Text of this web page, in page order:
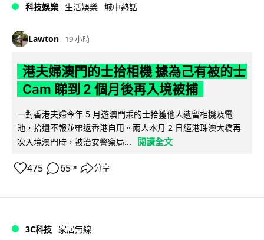
科技娛樂 生活娛樂 城中熱話
Lawton 19 小時
港夫婦澳門的士拾相機 據為己有被的士
Cam 睇到 2 個月後再入境被捕
一對香港夫婦今年 5 月遊澳門乘的士拾獲他人遺留相機及電
池，拾遺不報並帶返香港自用。兩人本月 2 日經港珠澳大橋再
次入境澳門時，被治安警察局...
閱讀全文
475 65 ↗ 分享
3C科技 家居無線